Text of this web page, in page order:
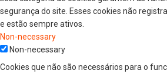
segurança do site. Esses cookies não
e estão sempre ativos.
Non-necessary
Non-necessary
Cookies que não são necessários para o